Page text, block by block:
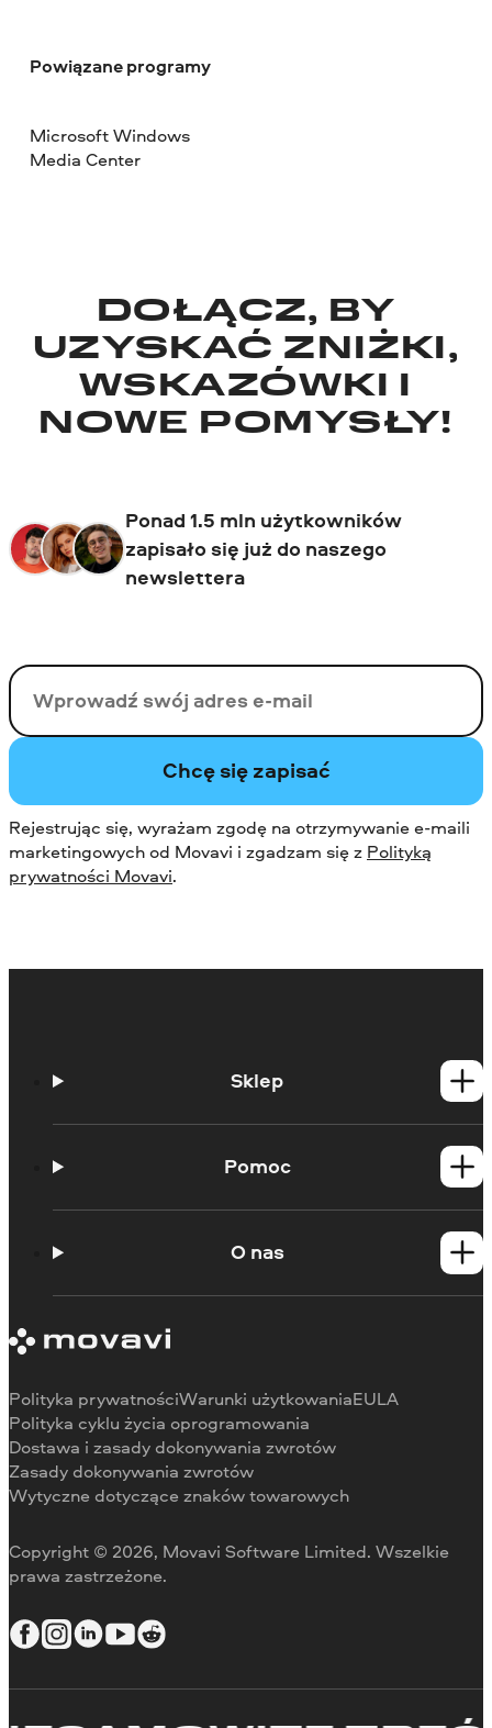
Powiązane programy
Microsoft Windows
Media Center
DOŁĄCZ, BY
UZYSKAĆ ZNIŻKI,
WSKAZÓWKI I
NOWE POMYSŁY!
Ponad 1.5 mln użytkowników
zapisało się już do naszego
newslettera
Twój email
Chcę się zapisać
Rejestrując się, wyrażam zgodę na otrzymywanie e-maili
marketingowych od Movavi i zgadzam się z Polityką
prywatności Movavi.
Sklep
Produkty dla Mac
Pomoc
Portal edukacyjny
Ograniczenia wersji próbnej
Zwrot środków
O nas
Referencje
Dlaczego warto wybrać nas
Do pracy
Copyright © 2026, Movavi Software Limited. Wszelkie
prawa zastrzeżone.
Polityka prywatnościWarunki użytkowaniaEULA
Polityka cyklu życia oprogramowania
Dostawa i zasady dokonywania zwrotów
Zasady dokonywania zwrotów
Wytyczne dotyczące znaków towarowych